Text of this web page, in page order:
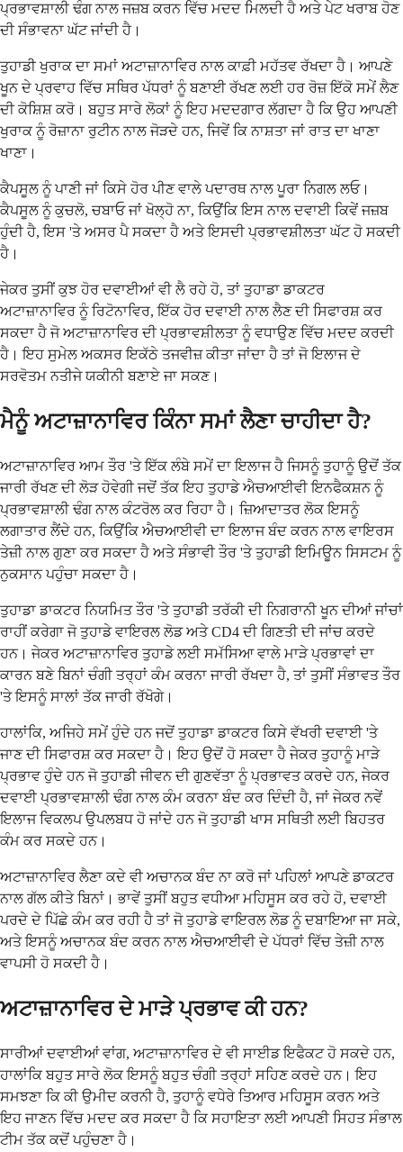
ਪ੍ਰਭਾਵਸ਼ਾਲੀ ਢੰਗ ਨਾਲ ਜਜ਼ਬ ਕਰਨ ਵਿੱਚ ਮਦਦ ਮਿਲਦੀ ਹੈ ਅਤੇ ਪੇਟ ਖਰਾਬ ਹੋਣ
ਦੀ ਸੰਭਾਵਨਾ ਘੱਟ ਜਾਂਦੀ ਹੈ।
ਤੁਹਾਡੀ ਖੁਰਾਕ ਦਾ ਸਮਾਂ ਅਟਾਜ਼ਾਨਾਵਿਰ ਨਾਲ ਕਾਫ਼ੀ ਮਹੱਤਵ ਰੱਖਦਾ ਹੈ। ਆਪਣੇ
ਖੂਨ ਦੇ ਪ੍ਰਵਾਹ ਵਿੱਚ ਸਥਿਰ ਪੱਧਰਾਂ ਨੂੰ ਬਣਾਈ ਰੱਖਣ ਲਈ ਹਰ ਰੋਜ਼ ਇੱਕੋ ਸਮੇਂ ਲੈਣ
ਦੀ ਕੋਸ਼ਿਸ਼ ਕਰੋ। ਬਹੁਤ ਸਾਰੇ ਲੋਕਾਂ ਨੂੰ ਇਹ ਮਦਦਗਾਰ ਲੱਗਦਾ ਹੈ ਕਿ ਉਹ ਆਪਣੀ
ਖੁਰਾਕ ਨੂੰ ਰੋਜ਼ਾਨਾ ਰੁਟੀਨ ਨਾਲ ਜੋੜਦੇ ਹਨ, ਜਿਵੇਂ ਕਿ ਨਾਸ਼ਤਾ ਜਾਂ ਰਾਤ ਦਾ ਖਾਣਾ
ਖਾਣਾ।
ਕੈਪਸੂਲ ਨੂੰ ਪਾਣੀ ਜਾਂ ਕਿਸੇ ਹੋਰ ਪੀਣ ਵਾਲੇ ਪਦਾਰਥ ਨਾਲ ਪੂਰਾ ਨਿਗਲ ਲਓ।
ਕੈਪਸੂਲ ਨੂੰ ਕੁਚਲੋ, ਚਬਾਓ ਜਾਂ ਖੋਲ੍ਹੋ ਨਾ, ਕਿਉਂਕਿ ਇਸ ਨਾਲ ਦਵਾਈ ਕਿਵੇਂ ਜਜ਼ਬ
ਹੁੰਦੀ ਹੈ, ਇਸ 'ਤੇ ਅਸਰ ਪੈ ਸਕਦਾ ਹੈ ਅਤੇ ਇਸਦੀ ਪ੍ਰਭਾਵਸ਼ੀਲਤਾ ਘੱਟ ਹੋ ਸਕਦੀ
ਹੈ।
ਜੇਕਰ ਤੁਸੀਂ ਕੁਝ ਹੋਰ ਦਵਾਈਆਂ ਵੀ ਲੈ ਰਹੇ ਹੋ, ਤਾਂ ਤੁਹਾਡਾ ਡਾਕਟਰ
ਅਟਾਜ਼ਾਨਾਵਿਰ ਨੂੰ ਰਿਟੋਨਾਵਿਰ, ਇੱਕ ਹੋਰ ਦਵਾਈ ਨਾਲ ਲੈਣ ਦੀ ਸਿਫਾਰਸ਼ ਕਰ
ਸਕਦਾ ਹੈ ਜੋ ਅਟਾਜ਼ਾਨਾਵਿਰ ਦੀ ਪ੍ਰਭਾਵਸ਼ੀਲਤਾ ਨੂੰ ਵਧਾਉਣ ਵਿੱਚ ਮਦਦ ਕਰਦੀ
ਹੈ। ਇਹ ਸੁਮੇਲ ਅਕਸਰ ਇਕੱਠੇ ਤਜਵੀਜ਼ ਕੀਤਾ ਜਾਂਦਾ ਹੈ ਤਾਂ ਜੋ ਇਲਾਜ ਦੇ
ਸਰਵੋਤਮ ਨਤੀਜੇ ਯਕੀਨੀ ਬਣਾਏ ਜਾ ਸਕਣ।
ਮੈਨੂੰ ਅਟਾਜ਼ਾਨਾਵਿਰ ਕਿੰਨਾ ਸਮਾਂ ਲੈਣਾ ਚਾਹੀਦਾ ਹੈ?
ਅਟਾਜ਼ਾਨਾਵਿਰ ਆਮ ਤੌਰ 'ਤੇ ਇੱਕ ਲੰਬੇ ਸਮੇਂ ਦਾ ਇਲਾਜ ਹੈ ਜਿਸਨੂੰ ਤੁਹਾਨੂੰ ਉਦੋਂ ਤੱਕ
ਜਾਰੀ ਰੱਖਣ ਦੀ ਲੋੜ ਹੋਵੇਗੀ ਜਦੋਂ ਤੱਕ ਇਹ ਤੁਹਾਡੇ ਐਚਆਈਵੀ ਇਨਫੈਕਸ਼ਨ ਨੂੰ
ਪ੍ਰਭਾਵਸ਼ਾਲੀ ਢੰਗ ਨਾਲ ਕੰਟਰੋਲ ਕਰ ਰਿਹਾ ਹੈ। ਜ਼ਿਆਦਾਤਰ ਲੋਕ ਇਸਨੂੰ
ਲਗਾਤਾਰ ਲੈਂਦੇ ਹਨ, ਕਿਉਂਕਿ ਐਚਆਈਵੀ ਦਾ ਇਲਾਜ ਬੰਦ ਕਰਨ ਨਾਲ ਵਾਇਰਸ
ਤੇਜ਼ੀ ਨਾਲ ਗੁਣਾ ਕਰ ਸਕਦਾ ਹੈ ਅਤੇ ਸੰਭਾਵੀ ਤੌਰ 'ਤੇ ਤੁਹਾਡੀ ਇਮਿਊਨ ਸਿਸਟਮ ਨੂੰ
ਨੁਕਸਾਨ ਪਹੁੰਚਾ ਸਕਦਾ ਹੈ।
ਤੁਹਾਡਾ ਡਾਕਟਰ ਨਿਯਮਿਤ ਤੌਰ 'ਤੇ ਤੁਹਾਡੀ ਤਰੱਕੀ ਦੀ ਨਿਗਰਾਨੀ ਖੂਨ ਦੀਆਂ ਜਾਂਚਾਂ
ਰਾਹੀਂ ਕਰੇਗਾ ਜੋ ਤੁਹਾਡੇ ਵਾਇਰਲ ਲੋਡ ਅਤੇ CD4 ਦੀ ਗਿਣਤੀ ਦੀ ਜਾਂਚ ਕਰਦੇ
ਹਨ। ਜੇਕਰ ਅਟਾਜ਼ਾਨਾਵਿਰ ਤੁਹਾਡੇ ਲਈ ਸਮੱਸਿਆ ਵਾਲੇ ਮਾੜੇ ਪ੍ਰਭਾਵਾਂ ਦਾ
ਕਾਰਨ ਬਣੇ ਬਿਨਾਂ ਚੰਗੀ ਤਰ੍ਹਾਂ ਕੰਮ ਕਰਨਾ ਜਾਰੀ ਰੱਖਦਾ ਹੈ, ਤਾਂ ਤੁਸੀਂ ਸੰਭਾਵਤ ਤੌਰ
'ਤੇ ਇਸਨੂੰ ਸਾਲਾਂ ਤੱਕ ਜਾਰੀ ਰੱਖੋਗੇ।
ਹਾਲਾਂਕਿ, ਅਜਿਹੇ ਸਮੇਂ ਹੁੰਦੇ ਹਨ ਜਦੋਂ ਤੁਹਾਡਾ ਡਾਕਟਰ ਕਿਸੇ ਵੱਖਰੀ ਦਵਾਈ 'ਤੇ
ਜਾਣ ਦੀ ਸਿਫਾਰਸ਼ ਕਰ ਸਕਦਾ ਹੈ। ਇਹ ਉਦੋਂ ਹੋ ਸਕਦਾ ਹੈ ਜੇਕਰ ਤੁਹਾਨੂੰ ਮਾੜੇ
ਪ੍ਰਭਾਵ ਹੁੰਦੇ ਹਨ ਜੋ ਤੁਹਾਡੀ ਜੀਵਨ ਦੀ ਗੁਣਵੱਤਾ ਨੂੰ ਪ੍ਰਭਾਵਤ ਕਰਦੇ ਹਨ, ਜੇਕਰ
ਦਵਾਈ ਪ੍ਰਭਾਵਸ਼ਾਲੀ ਢੰਗ ਨਾਲ ਕੰਮ ਕਰਨਾ ਬੰਦ ਕਰ ਦਿੰਦੀ ਹੈ, ਜਾਂ ਜੇਕਰ ਨਵੇਂ
ਇਲਾਜ ਵਿਕਲਪ ਉਪਲਬਧ ਹੋ ਜਾਂਦੇ ਹਨ ਜੋ ਤੁਹਾਡੀ ਖਾਸ ਸਥਿਤੀ ਲਈ ਬਿਹਤਰ
ਕੰਮ ਕਰ ਸਕਦੇ ਹਨ।
ਅਟਾਜ਼ਾਨਾਵਿਰ ਲੈਣਾ ਕਦੇ ਵੀ ਅਚਾਨਕ ਬੰਦ ਨਾ ਕਰੋ ਜਾਂ ਪਹਿਲਾਂ ਆਪਣੇ ਡਾਕਟਰ
ਨਾਲ ਗੱਲ ਕੀਤੇ ਬਿਨਾਂ। ਭਾਵੇਂ ਤੁਸੀਂ ਬਹੁਤ ਵਧੀਆ ਮਹਿਸੂਸ ਕਰ ਰਹੇ ਹੋ, ਦਵਾਈ
ਪਰਦੇ ਦੇ ਪਿੱਛੇ ਕੰਮ ਕਰ ਰਹੀ ਹੈ ਤਾਂ ਜੋ ਤੁਹਾਡੇ ਵਾਇਰਲ ਲੋਡ ਨੂੰ ਦਬਾਇਆ ਜਾ ਸਕੇ,
ਅਤੇ ਇਸਨੂੰ ਅਚਾਨਕ ਬੰਦ ਕਰਨ ਨਾਲ ਐਚਆਈਵੀ ਦੇ ਪੱਧਰਾਂ ਵਿੱਚ ਤੇਜ਼ੀ ਨਾਲ
ਵਾਪਸੀ ਹੋ ਸਕਦੀ ਹੈ।
ਅਟਾਜ਼ਾਨਾਵਿਰ ਦੇ ਮਾੜੇ ਪ੍ਰਭਾਵ ਕੀ ਹਨ?
ਸਾਰੀਆਂ ਦਵਾਈਆਂ ਵਾਂਗ, ਅਟਾਜ਼ਾਨਾਵਿਰ ਦੇ ਵੀ ਸਾਈਡ ਇਫੈਕਟ ਹੋ ਸਕਦੇ ਹਨ,
ਹਾਲਾਂਕਿ ਬਹੁਤ ਸਾਰੇ ਲੋਕ ਇਸਨੂੰ ਬਹੁਤ ਚੰਗੀ ਤਰ੍ਹਾਂ ਸਹਿਣ ਕਰਦੇ ਹਨ। ਇਹ
ਸਮਝਣਾ ਕਿ ਕੀ ਉਮੀਦ ਕਰਨੀ ਹੈ, ਤੁਹਾਨੂੰ ਵਧੇਰੇ ਤਿਆਰ ਮਹਿਸੂਸ ਕਰਨ ਅਤੇ
ਇਹ ਜਾਣਨ ਵਿੱਚ ਮਦਦ ਕਰ ਸਕਦਾ ਹੈ ਕਿ ਸਹਾਇਤਾ ਲਈ ਆਪਣੀ ਸਿਹਤ ਸੰਭਾਲ
ਟੀਮ ਤੱਕ ਕਦੋਂ ਪਹੁੰਚਣਾ ਹੈ।